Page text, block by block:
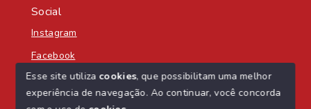
Social
Instagram
Facebook
Esse site utiliza cookies, que possibilitam uma melhor
experiência de navegação. Ao continuar, você concorda